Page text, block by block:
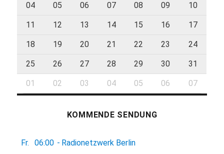
04 05 06 07 08 09 10
11 12 13 14 15 16 17
18 19 20 21 22 23 24
25 26 27 28 29 30 31
01 02 03 04 05 06 07
KOMMENDE SENDUNG
Fr. 06:00 - Radionetzwerk Berlin